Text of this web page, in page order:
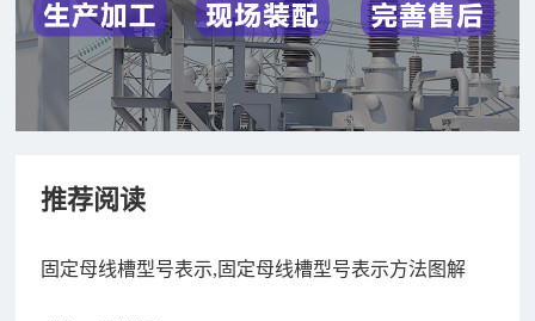
推荐阅读
固定母线槽型号表示,固定母线槽型号表示方法图解